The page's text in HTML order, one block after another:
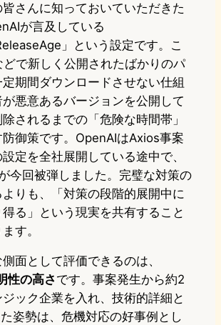
さんに知っておいていただきた
が言及している
」という設定です。こ
で新しく公開されたばかりのパ
定期間ダウンロードさせない仕組
悪意あるバージョンを公開して
されるまでの「危険な時間帯」
防御策です。OpenAIはAxios事案
定を全社展開している途中で、
今回被弾しました。完璧な対策の
りも、「対策の段階的展開中に
る」という現実を共有すること
す。
面として評価できるのは、
性の高さです。事案発生から約2
ジック企業を入れ、技術的詳細と
姿勢は、危機対応の好事例とし